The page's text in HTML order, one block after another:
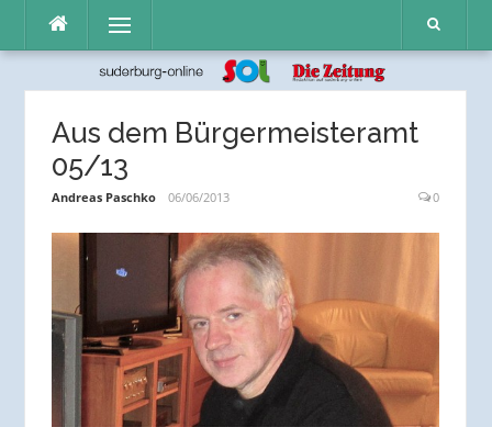
Inhalt
Menü
Aus dem Bürgermeisteramt
05/13
Andreas Paschko 06/06/2013 0